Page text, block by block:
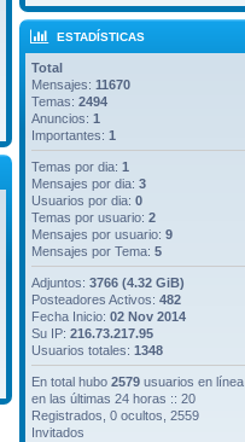
ESTADÍSTICAS
Total
Mensajes: 11670
Temas: 2494
Anuncios: 1
Importantes: 1
Temas por dia: 1
Mensajes por dia: 3
Usuarios por dia: 0
Temas por usuario: 2
Mensajes por usuario: 9
Mensajes por Tema: 5
Adjuntos: 3766 (4.32 GiB)
Posteadores Activos: 482
Fecha Inicio: 02 Nov 2014
Su IP: 216.73.217.95
Usuarios totales: 1348
En total hubo 2579 usuarios en línea
en las últimas 24 horas :: 20
Registrados, 0 ocultos, 2559
Invitados